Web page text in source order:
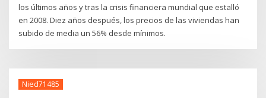
los últimos años y tras la crisis financiera mundial que estalló
en 2008. Diez años después, los precios de las viviendas han
subido de media un 56% desde mínimos.
Nied71485